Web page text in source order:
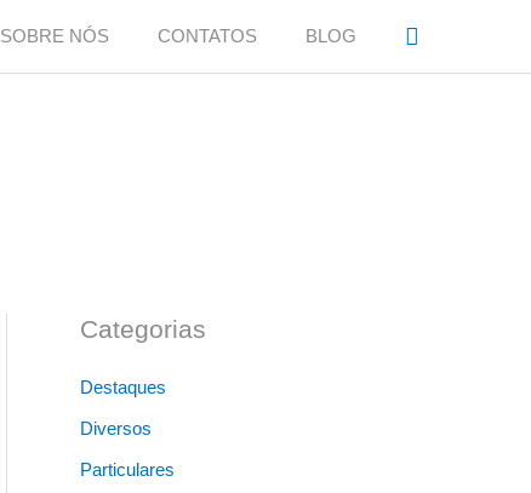
SOBRE NÓS CONTATOS BLOG Search
Categorias
Destaques
Diversos
Particulares